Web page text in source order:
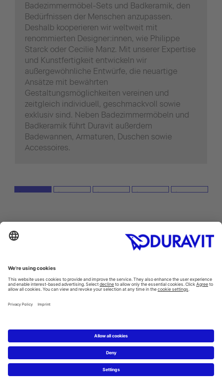
Badezimmermöbel-Sets und Badkeramik, den
Bedürfnissen der Menschen anzupassen.
Deshalb kooperieren wir weltweit mit
renommierten Designer:innen, wie Philippe
Starck oder Cecilie Manz. Mit unserer Expertise
und Kunstfertigkeit entwickeln wir
außergewöhnliche Entwürfe, die neuartige
Ansätze mit bewährten
Gestaltungsmöglichkeiten vereinen und
zeitgleich individuell, geschmackvoll sowie
exklusiv sind. Neben Badezimmermöbeln und
Badkeramik führt Duravit außerdem
Badewannen, Armaturen, Duschen sowie
Accessoires.
HOW ABOUT A NEW BATHROOM?
Get in touch with a sanitary ware specialist,